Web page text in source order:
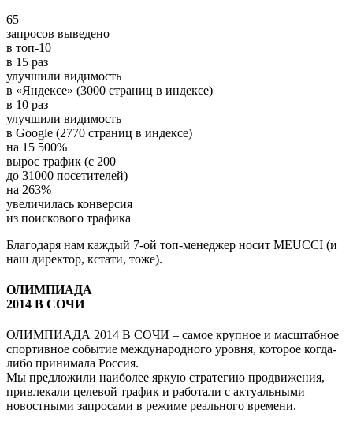
65
запросов выведено
в топ-10
в 15 раз
улучшили видимость
в «Яндексе» (3000 страниц в индексе)
в 10 раз
улучшили видимость
в Google (2770 страниц в индексе)
на 15 500%
вырос трафик (с 200
до 31000 посетителей)
на 263%
увеличилась конверсия
из поискового трафика
Благодаря нам каждый 7-ой топ-менеджер носит MEUCCI (и
наш директор, кстати, тоже).
ОЛИМПИАДА
2014 В СОЧИ
ОЛИМПИАДА 2014 В СОЧИ – самое крупное и масштабное
спортивное событие международного уровня, которое когда-
либо принимала Россия.
Мы предложили наиболее яркую стратегию продвижения,
привлекали целевой трафик и работали с актуальными
новостными запросами в режиме реального времени.